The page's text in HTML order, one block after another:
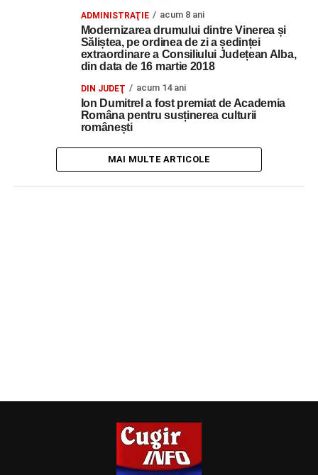
ADMINISTRAŢIE acum 8 ani
Modernizarea drumului dintre Vinerea și
Săliștea, pe ordinea de zi a ședinței
extraordinare a Consiliului Județean Alba,
din data de 16 martie 2018
DIN JUDEŢ acum 14 ani
Ion Dumitrel a fost premiat de Academia
Româna pentru susținerea culturii
românești
MAI MULTE ARTICOLE